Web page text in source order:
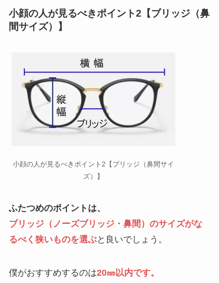
小顔の人が見るべきポイント2【ブリッジ（鼻
間サイズ）】
小顔の人が見るべきポイント2【ブリッジ（鼻間サイ
ズ）】
ふたつめのポイントは、
ブリッジ（ノーズブリッジ・鼻間）のサイズがな
るべく狭いものを選ぶと良いでしょう。
僕がおすすめするのは20㎜以内です。